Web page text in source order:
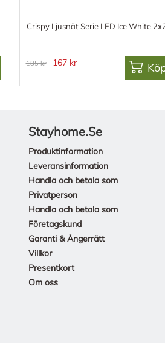
Crispy Ljusnät Serie LED Ice White
185 kr 167 kr
Stayhome.se
Produktinformation
Leveransinformation
Handla och betala som
Privatperson
Handla och betala som
Företagskund
Garanti & Ångerrätt
Villkor
Presentkort
Om oss